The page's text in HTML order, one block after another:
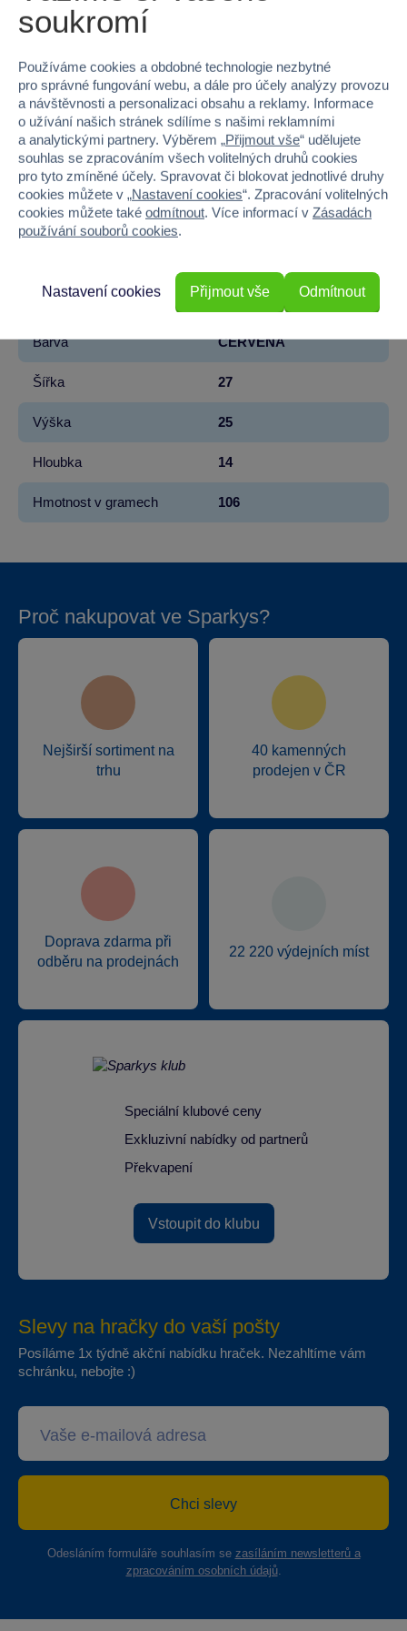
EAN
Kód produktu 52-20912H
Značka Moravská Ústředna
Licence Zdeněk Miler
Řada Krteček
Věk od 1
Materiál PLYŠ
Barva ČERVENÁ
Šířka 27
Výška 25
Hloubka 14
Hmotnost v gramech 106
Proč nakupovat ve Sparkys?
Nejširší sortiment na
trhu
40 kamenných
prodejen v ČR
Doprava zdarma při
odběru na prodejnách
22 220 výdejních míst
Speciální klubové ceny
Exkluzivní nabídky od partnerů
Překvapení
Vstoupit do klubu
Slevy na hračky do vaší pošty
Posíláme 1x týdně akční nabídku hraček. Nezahltíme vám
schránku, nebojte :)
Chci slevy
Odesláním formuláře souhlasím se zasíláním newsletterů a
zpracováním osobních údajů.
soukromí
Používáme cookies a obdobné technologie nezbytné
pro správné fungování webu, a dále pro účely analýzy provozu
a návštěvnosti a personalizaci obsahu a reklamy. Informace
o užívání našich stránek sdílíme s našimi reklamními
a analytickými partnery. Výběrem „Přijmout vše“ udělujete
souhlas se zpracováním všech volitelných druhů cookies
pro tyto zmíněné účely. Spravovat či blokovat jednotlivé druhy
cookies můžete v „Nastavení cookies“. Zpracování volitelných
cookies můžete také odmítnout. Více informací v Zásadách
používání souborů cookies.
Odmítnout
Nastavení cookies Přijmout vše